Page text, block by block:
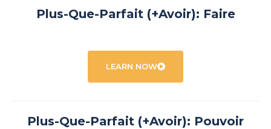
Plus-Que-Parfait (+Avoir): Faire
LEARN NOW
Plus-Que-Parfait (+Avoir): Pouvoir